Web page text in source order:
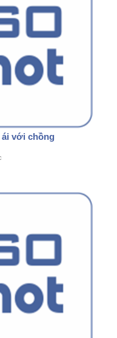
ái với chồng